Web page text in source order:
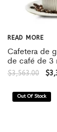
READ MORE
Cafetera de
de café de 3
$3,563.00 $
Out Of Stock